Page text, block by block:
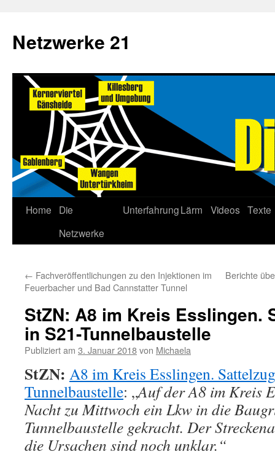
Netzwerke 21
Home
Die
Netzwerke
UnterfahrungLärm Videos Texte
← Fachveröffentlichungen zu den Injektionen im
Feuerbacher und Bad Cannstatter Tunnel
Berichte
StZN: A8 im Kreis Esslingen.
in S21-Tunnelbaustelle
Publiziert am 3. Januar 2018von Michaela
StZN: A8 im Kreis Esslingen.
Tunnelbaustelle: „Auf der A8 im Kreis
Nacht zu Mittwoch ein Lkw in die
Tunnelbaustelle gekracht. Der
die Ursachen sind noch unklar.“